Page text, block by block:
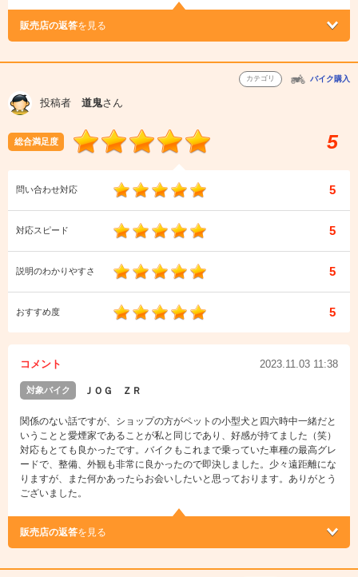
販売店の返答を見る
カテゴリ バイク購入
投稿者 道鬼さん
総合満足度 5
問い合わせ対応 5
対応スピード 5
説明のわかりやすさ 5
おすすめ度 5
コメント 2023.11.03 11:38
対象バイク ＪＯＧ ＺＲ
関係のない話ですが、ショップの方がペットの小型犬と四六時中一緒だと
いうことと愛煙家であることが私と同じであり、好感が持てました（笑）
対応もとても良かったです。バイクもこれまで乗っていた車種の最高グレ
ードで、整備、外観も非常に良かったので即決しました。少々遠距離にな
りますが、また何かあったらお会いしたいと思っております。ありがとう
ございました。
販売店の返答を見る